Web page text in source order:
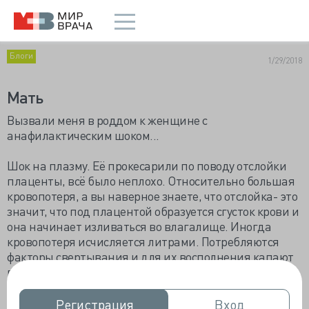
Регистрация
Регистрация Вход
Вход
Блоги 1/29/2018
Мать
Вызвали меня в роддом к женщине с
анафилактическим шоком...
Шок на плазму. Её прокесарили по поводу отслойки
плаценты, всё было неплохо. Относительно большая
кровопотеря, а вы наверное знаете, что отслойка- это
значит, что под плацентой образуется сгусток крови и
она начинает изливаться во влагалище. Иногда
кровопотеря исчисляется литрами. Потребляются
факторы свертывания и для их восполнения капают
плазму. Тока начали, женщина увалила давление.
Смертельно опасное состояние.